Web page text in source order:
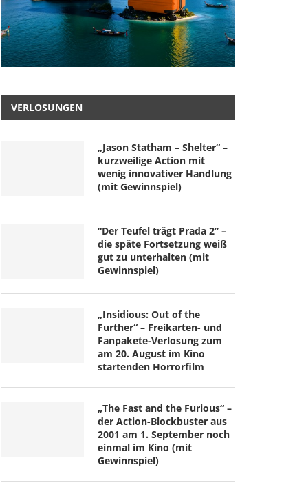
VERLOSUNGEN
„Jason Statham – Shelter“ –
kurzweilige Action mit
wenig innovativer Handlung
(mit Gewinnspiel)
“Der Teufel trägt Prada 2” –
die späte Fortsetzung weiß
gut zu unterhalten (mit
Gewinnspiel)
„Insidious: Out of the
Further“ – Freikarten- und
Fanpakete-Verlosung zum
am 20. August im Kino
startenden Horrorfilm
„The Fast and the Furious“ –
der Action-Blockbuster aus
2001 am 1. September noch
einmal im Kino (mit
Gewinnspiel)